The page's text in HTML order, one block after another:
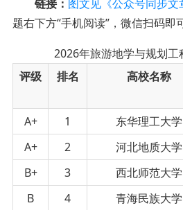
链接： 图文见《公众号同步文
题右下方“手机阅读”，微信扫码即
2026年旅游地学与规划工
评级
排名 高校名称
A+
1 东华理工大学
A+
2 河北地质大学
B+
3 西北师范大学
B
4 青海民族大学